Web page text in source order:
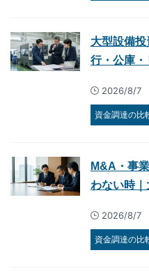
大型設備
行・公庫
2026/8/7
資金調達の比
M&A・事
わない時
2026/8/7
資金調達の比